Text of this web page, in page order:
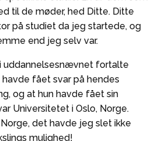
til de møder, hed Ditte. Ditte
på studiet da jeg startede, og
end jeg selv var.
uddannelsesnævnet fortalte
fået svar på hendes
og at hun havde fået sin
Universitetet i Oslo, Norge.
det havde jeg slet ikke
mulighed!